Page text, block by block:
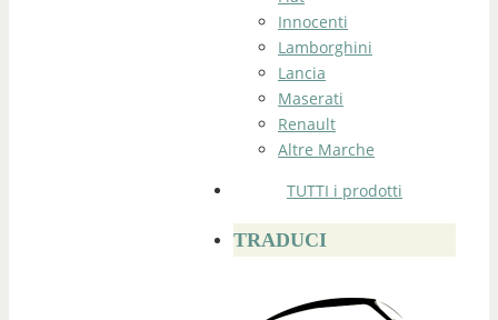
Innocenti
Lamborghini
Lancia
Maserati
Renault
Altre Marche
TUTTI i prodotti
TRADUCI